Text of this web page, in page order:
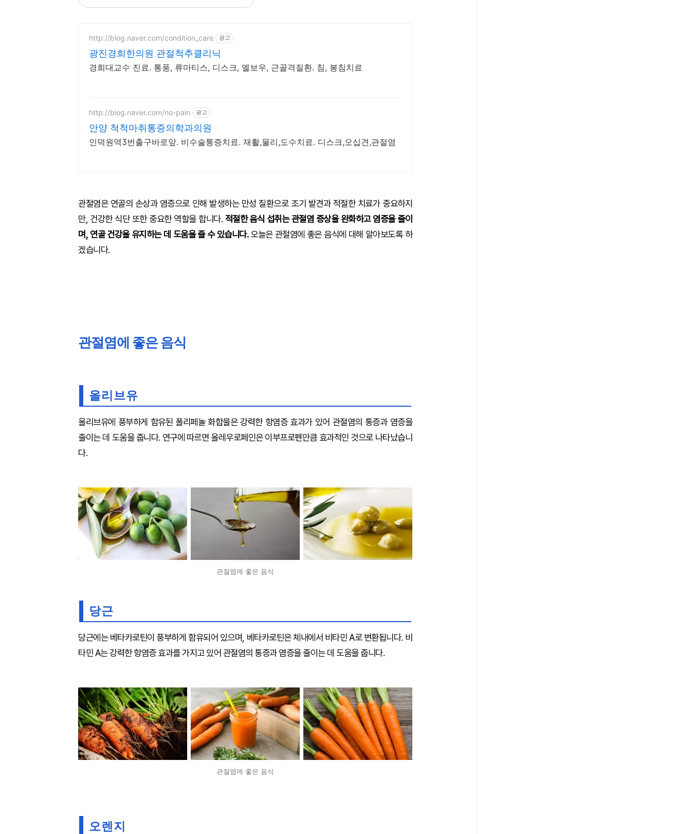
http://blog.naver.com/condition_care 광고
광진경희한의원 관절척추클리닉
경희대교수 진료. 통풍, 류마티스, 디스크, 엘보우, 근골격질환. 침, 봉침치료
http://blog.naver.com/no-pain 광고
안양 척척마취통증의학과의원
인덕원역3번출구바로앞. 비수술통증치료. 재활,물리,도수치료. 디스크,오십견,관절염
관절염은 연골의 손상과 염증으로 인해 발생하는 만성 질환으로 조기 발견과 적절한 치료가 중요하지
만, 건강한 식단 또한 중요한 역할을 합니다. 적절한 음식 섭취는 관절염 증상을 완화하고 염증을 줄이
며, 연골 건강을 유지하는 데 도움을 줄 수 있습니다.오늘은 관절염에 좋은 음식에 대해 알아보도록 하
겠습니다.
관절염에 좋은 음식
올리브유
올리브유에 풍부하게 함유된 폴리페놀 화합물은 강력한 항염증 효과가 있어 관절염의 통증과 염증을
줄이는 데 도움을 줍니다. 연구에 따르면 올레우로페인은 이부프로펜만큼 효과적인 것으로 나타났습니
다.
관절염에 좋은 음식
당근
당근에는 베타카로틴이 풍부하게 함유되어 있으며, 베타카로틴은 체내에서 비타민 A로 변환됩니다. 비
타민 A는 강력한 항염증 효과를 가지고 있어 관절염의 통증과 염증을 줄이는 데 도움을 줍니다.
관절염에 좋은 음식
오렌지